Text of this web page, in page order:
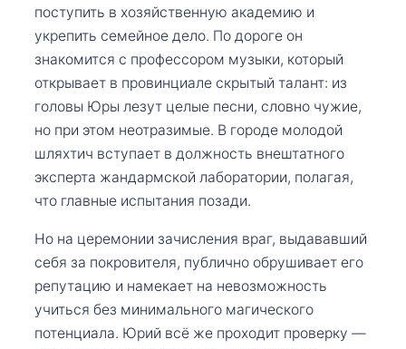
поступить в хозяйственную академию и
укрепить семейное дело. По дороге он
знакомится с профессором музыки, который
открывает в провинциале скрытый талант: из
головы Юры лезут целые песни, словно чужие,
но при этом неотразимые. В городе молодой
шляхтич вступает в должность внештатного
эксперта жандармской лаборатории, полагая,
что главные испытания позади.
Но на церемонии зачисления враг, выдававший
себя за покровителя, публично обрушивает его
репутацию и намекает на невозможность
учиться без минимального магического
потенциала. Юрий всё же проходит проверку —